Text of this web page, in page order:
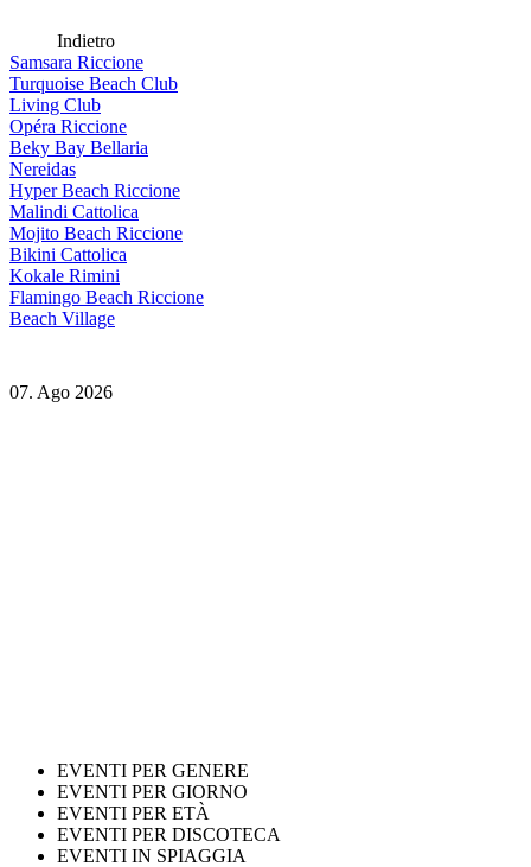
Indietro
Samsara Riccione
Turquoise Beach Club
Living Club
Opéra Riccione
Beky Bay Bellaria
Nereidas
Hyper Beach Riccione
Malindi Cattolica
Mojito Beach Riccione
Bikini Cattolica
Kokale Rimini
Flamingo Beach Riccione
Beach Village
07. Ago 2026
EVENTI PER GENERE
EVENTI PER GIORNO
EVENTI PER ETÀ
EVENTI PER DISCOTECA
EVENTI IN SPIAGGIA